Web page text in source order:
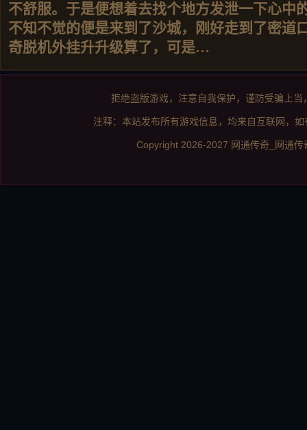
不舒服。于是便想着去找个地方发泄一下心中
不知不觉的便是来到了沙城，刚好走到了密道
奇脱机外挂升升级算了，可是…
拒绝盗版游戏，注意自我保护，谨防受骗上
注释：本站发布所有游戏信息，均来自互联网，
Copyright 2026-2027 网通传奇_网通